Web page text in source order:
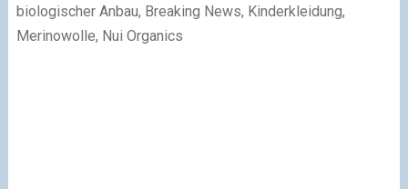
biologischer Anbau, Breaking News, Kinderkleidung,
Merinowolle, Nui Organics